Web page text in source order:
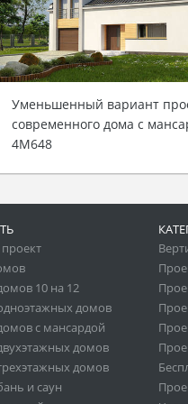
Уменьшенный вариант
современного дома с
4M648
10 на 12
домов
с мансардой
домов
домов
и саун